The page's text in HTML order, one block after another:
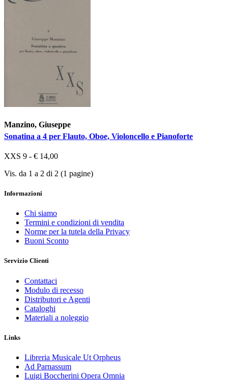
Manzino, Giuseppe
Sonatina a 4 per Flauto, Oboe, Violoncello e Pianoforte
XXS 9 - € 14,00
Vis. da 1 a 2 di 2 (1 pagine)
Informazioni
Chi siamo
Termini e condizioni di vendita
Norme per la tutela della Privacy
Buoni Sconto
Servizio Clienti
Contattaci
Modulo di recesso
Distributori e Agenti
Cataloghi
Materiali a noleggio
Links
Libreria Musicale Ut Orpheus
Ad Parnassum
Luigi Boccherini Opera Omnia